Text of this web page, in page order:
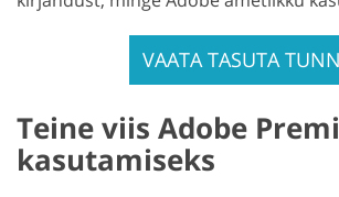
VAATA TASUTA
Teine viis Adobe
kasutamiseks